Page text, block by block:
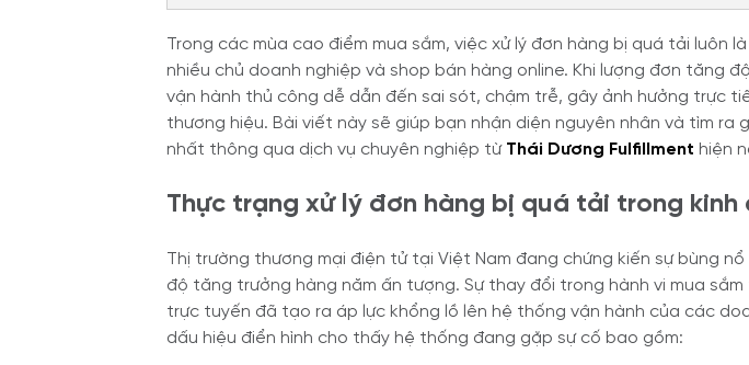
Trong các mùa cao điểm mua sắm, việc xử lý đơn hàng bị quá tải luôn
nhiều chủ doanh nghiệp và shop bán hàng online. Khi lượng đơn tăng
vận hành thủ công dễ dẫn đến sai sót, chậm trễ, gây ảnh hưởng trực
thương hiệu. Bài viết này sẽ giúp bạn nhận diện nguyên nhân và tìm ra
nhất thông qua dịch vụ chuyên nghiệp từ Thái Dương Fulfillment hiện
Thực trạng xử lý đơn hàng bị quá tải trong kinh
Thị trường thương mại điện tử tại Việt Nam đang chứng kiến sự bùng
độ tăng trưởng hàng năm ấn tượng. Sự thay đổi trong hành vi mua
trực tuyến đã tạo ra áp lực khổng lồ lên hệ thống vận hành của các
dấu hiệu điển hình cho thấy hệ thống đang gặp sự cố bao gồm: